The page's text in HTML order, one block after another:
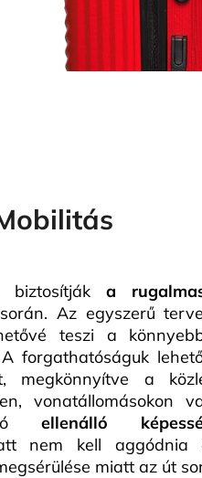
biztosítják a
Az egyszerű
teszi a
forgathatóságuk
megkönnyítve a
vonatállomásokon
ellenálló
nem kell aggódnia
miatt az út